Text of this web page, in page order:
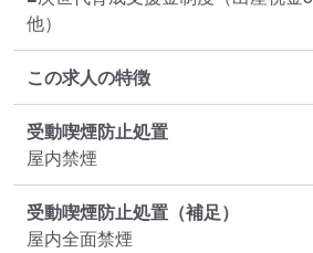
他）
この求人の特徴
受動喫煙防止処置
屋内禁煙
受動喫煙防止処置（補足）
屋内全面禁煙